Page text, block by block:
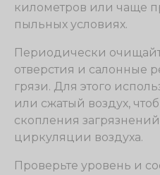
километров или чаще
пыльных условиях.
Периодически
отверстия и салонные
грязи. Для этого
или сжатый воздух,
скопления
циркуляции воздуха.
Проверьте уровень и